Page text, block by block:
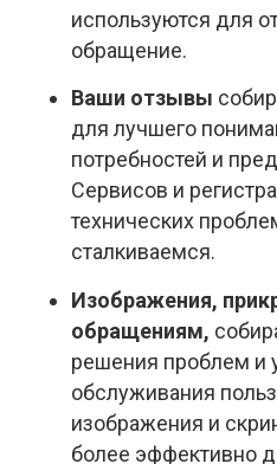
используются для
обращение.
Ваши отзывы
для лучшего
потребностей и
Сервисов и
технических
сталкиваемся.
Изображения,
обращениям,
решения проблем и
обслуживания
изображения и
более эффективно